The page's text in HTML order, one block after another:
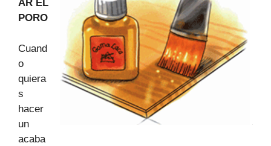
AR EL
PORO
Cuand
o
quiera
s
hacer
un
acaba